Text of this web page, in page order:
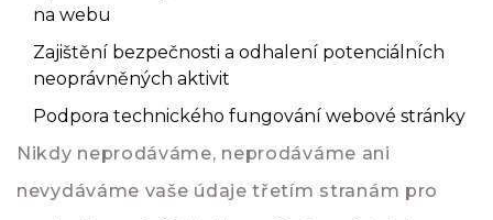
na webu
Zajištění bezpečnosti a odhalení potenciálních
neoprávněných aktivit
Podpora technického fungování webové stránky
Nikdy neprodáváme, neprodáváme ani
nevydáváme vaše údaje třetím stranám pro